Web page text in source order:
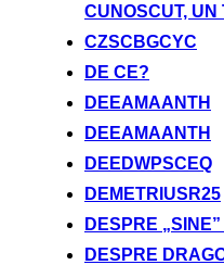
CUNOSCUT, UN
CZSCBGCYC
DE CE?
DEEAMAANTH
DEEAMAANTH
DEEDWPSCEQ
DEMETRIUSR25
DESPRE
DESPRE